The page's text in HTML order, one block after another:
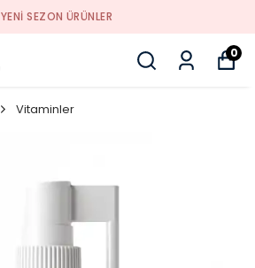
YENI SEZON ÜRÜNLER
0
Vitaminler